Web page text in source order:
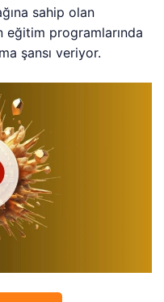
sahip olan
eğitim programlarında
şansı veriyor.